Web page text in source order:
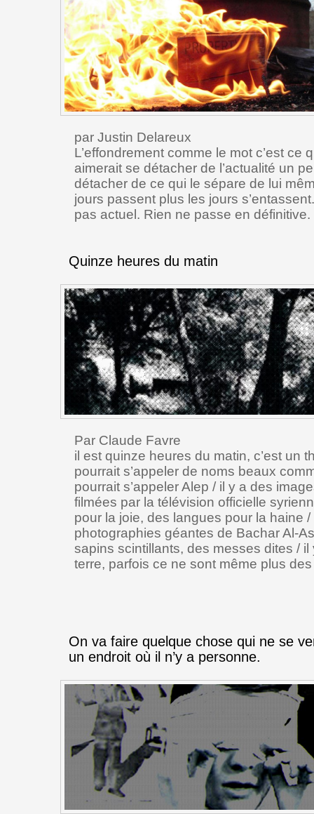
par Justin Delareux
L’effondrement comme le mot c’est ce
aimerait se détacher de l’actualité un
détacher de ce qui le sépare de lui
jours passent plus les jours s’entassent.
pas actuel. Rien ne passe en définitive.
Quinze heures du matin
Par Claude Favre
il est quinze heures du matin, c’est un
pourrait s’appeler de noms beaux
pourrait s’appeler Alep / il y a des
filmées par la télévision officielle
pour la joie, des langues pour la haine /
photographies géantes de Bachar Al-
sapins scintillants, des messes dites /
terre, parfois ce ne sont même plus
On va faire quelque chose qui ne se
un endroit où il n’y a personne.